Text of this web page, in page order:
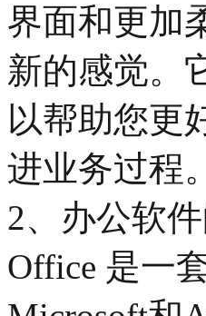
界面和更加
新的感觉。
以帮助您更
进业务过程。
2、办公软
Office 是一